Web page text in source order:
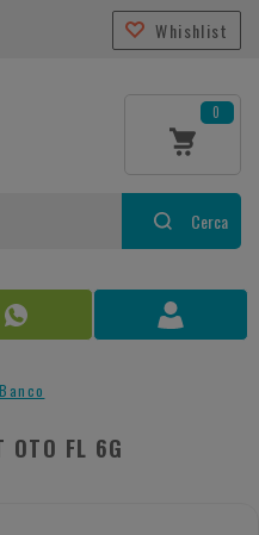
Whishlist
0
Cerca
OTO FL 6G